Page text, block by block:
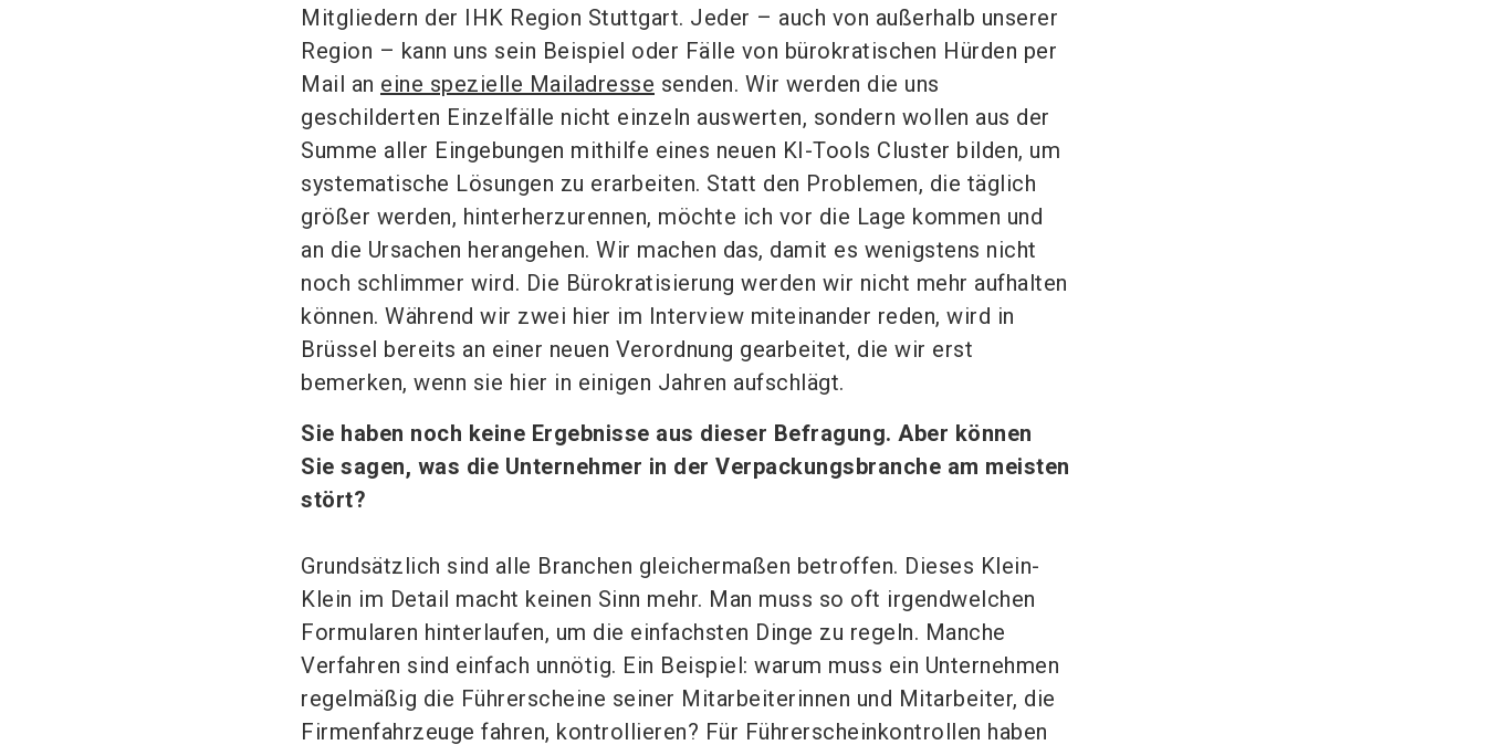
Mitgliedern der IHK Region Stuttgart. Jeder – auch von außerhalb unserer
Region – kann uns sein Beispiel oder Fälle von bürokratischen Hürden per
Mail an eine spezielle Mailadresse senden. Wir werden die uns
geschilderten Einzelfälle nicht einzeln auswerten, sondern wollen aus der
Summe aller Eingebungen mithilfe eines neuen KI-Tools Cluster bilden, um
systematische Lösungen zu erarbeiten. Statt den Problemen, die täglich
größer werden, hinterherzurennen, möchte ich vor die Lage kommen und
an die Ursachen herangehen. Wir machen das, damit es wenigstens nicht
noch schlimmer wird. Die Bürokratisierung werden wir nicht mehr aufhalten
können. Während wir zwei hier im Interview miteinander reden, wird in
Brüssel bereits an einer neuen Verordnung gearbeitet, die wir erst
bemerken, wenn sie hier in einigen Jahren aufschlägt.
Sie haben noch keine Ergebnisse aus dieser Befragung. Aber können
Sie sagen, was die Unternehmer in der Verpackungsbranche am meisten
stört?
Grundsätzlich sind alle Branchen gleichermaßen betroffen. Dieses Klein-
Klein im Detail macht keinen Sinn mehr. Man muss so oft irgendwelchen
Formularen hinterlaufen, um die einfachsten Dinge zu regeln. Manche
Verfahren sind einfach unnötig. Ein Beispiel: warum muss ein Unternehmen
regelmäßig die Führerscheine seiner Mitarbeiterinnen und Mitarbeiter, die
Firmenfahrzeuge fahren, kontrollieren? Für Führerscheinkontrollen haben